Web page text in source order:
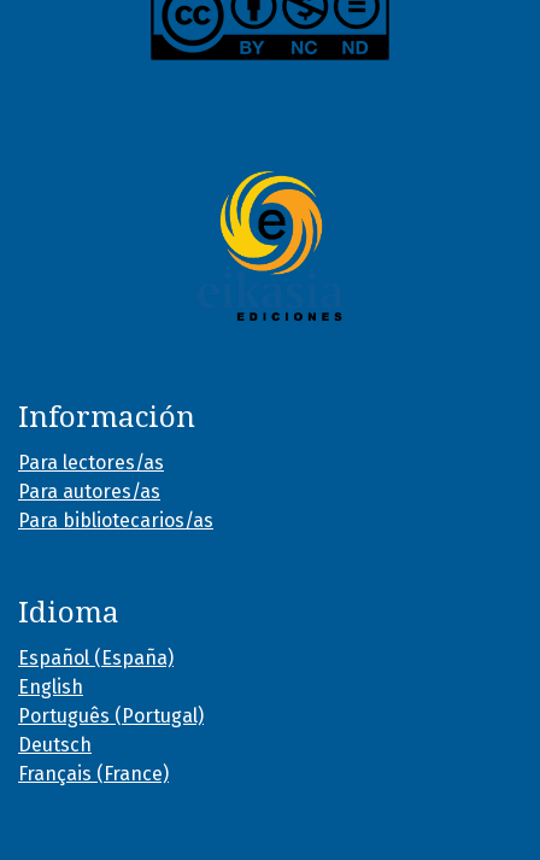
Información
Para lectores/as
Para autores/as
Para bibliotecarios/as
Idioma
Español (España)
English
Português (Portugal)
Deutsch
Français (France)